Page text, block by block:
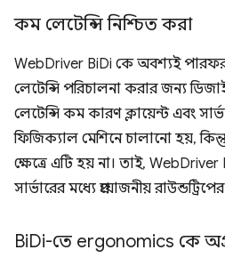
কম লেটেন্সি নিশ্চিত করা
WebDriver BiDi কে অবশ্যই
লেটেন্সি পরিচালনা করার জন্য
লেটেন্সি কম কারণ ক্লায়েন্ট এবং
ফিজিক্যাল মেশিনে চালানো হয়,
ক্ষেত্রে এটি হয় না। তাই,
সার্ভারের মধ্যে প্রয়োজনীয়
BiDi-তে ergonomics কে